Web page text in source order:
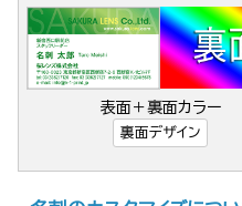
表面＋裏面カラー
裏面デザイン